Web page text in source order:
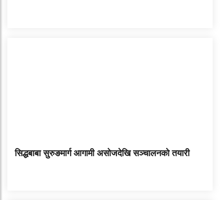
सिद्धबाबा सुरुङमार्ग आगामी असोजदेखि सञ्चालनको तयारी